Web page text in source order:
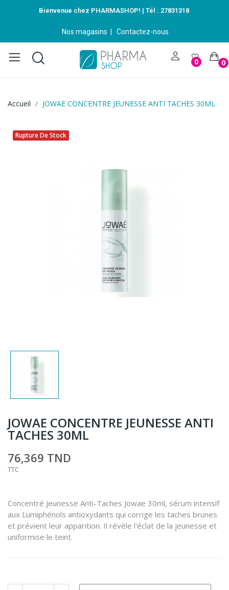
Bienvenue chez PHARMASHOP! | Tél : 27831318
Nos magasins Contactez-nous
0 0
Accueil JOWAE CONCENTRE JEUNESSE ANTI TACHES 30ML
Rupture De Stock
JOWAE CONCENTRE JEUNESSE ANTI
TACHES 30ML
76,369 TND
TTC
Concentré Jeunesse Anti-Taches Jowae 30ml, sérum intensif
aux Lumiphénols antioxydants qui corrige les taches brunes
et prévient leur apparition. Il révèle l'éclat de la jeunesse et
uniformise le teint.